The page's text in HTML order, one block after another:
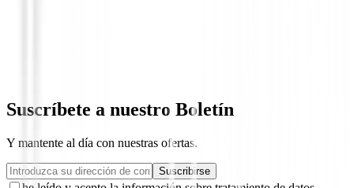
Suscríbete a nuestro Boletín
Y mantente al día con nuestras ofertas.
Suscribirse